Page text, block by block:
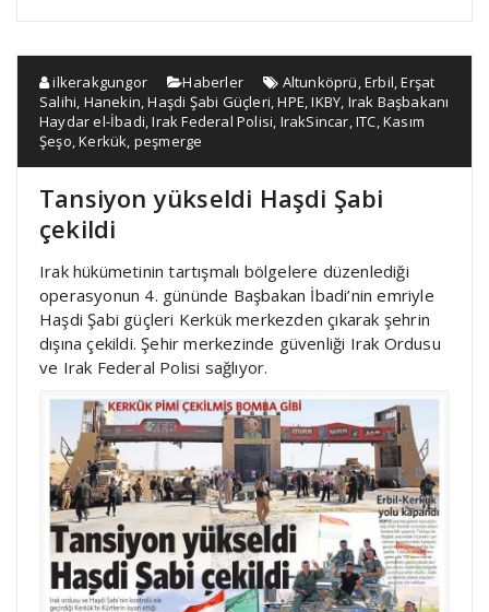
ilkerakgungor Haberler Altunköprü,Erbil,Erşat
Salihi, Hanekin,Haşdi Şabi Güçleri,HPE,IKBY, Irak Başbakanı
Haydar el-İbadi,Irak Federal Polisi, IrakSincar,ITC,Kasım
Şeşo,Kerkük, peşmerge
Tansiyon yükseldi Haşdi Şabi
çekildi
Irak hükümetinin tartışmalı bölgelere düzenlediği
operasyonun 4. gününde Başbakan İbadi’nin emriyle
Haşdi Şabi güçleri Kerkük merkezden çıkarak şehrin
dışına çekildi. Şehir merkezinde güvenliği Irak Ordusu
ve Irak Federal Polisi sağlıyor.